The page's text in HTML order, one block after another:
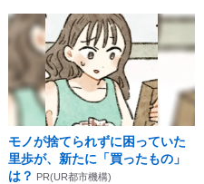
モノが捨てられずに困っていた
里歩が、新たに「買ったもの」
は？ PR(UR都市機構)